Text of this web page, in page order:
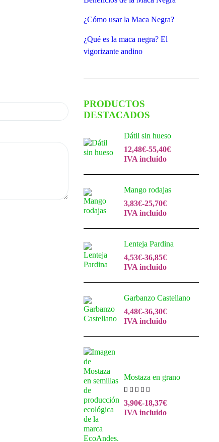
¿Cómo usar la Maca Negra?
¿Qué es la maca negra? El
vigorizante andino
PRODUCTOS
DESTACADOS
Dátil sin hueso
12,48€-55,40€
IVA incluido
Mango rodajas
3,83€-25,70€
IVA incluido
Lenteja Pardina
4,53€-36,85€
IVA incluido
Garbanzo Castellano
4,48€-36,30€
IVA incluido
Mostaza en grano
3,90€-18,37€
IVA incluido